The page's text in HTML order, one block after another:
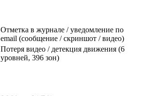
Отметка в журнале / уведомление по
email (сообщение / скриншот / видео)
Потеря видео / детекция движения (6
уровней, 396 зон)